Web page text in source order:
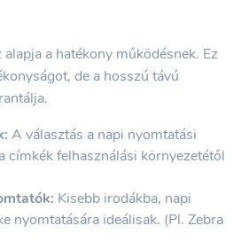
a hatékony működésnek. Ez
de a hosszú távú
A választás a napi nyomtatási
címkék felhasználási környezetétől
Kisebb irodákba, napi
nyomtatására ideálisak. (Pl. Zebra